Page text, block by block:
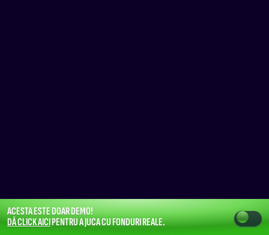
ACESTA ESTE DOAR DEMO!
DĂ CLICK AICIPENTRU A JUCA CU FONDURI REALE.